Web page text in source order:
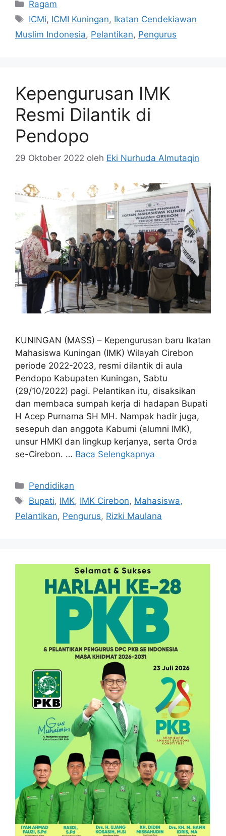
Ragam
Tag
ICMi, ICMI Kuningan, Ikatan Cendekiawan
Muslim Indonesia, Pelantikan, Pengurus
Kepengurusan IMK
Resmi Dilantik di
Pendopo
29 Oktober 2022 oleh Eki Nurhuda Almutaqin
KUNINGAN (MASS) – Kepengurusan baru Ikatan
Mahasiswa Kuningan (IMK) Wilayah Cirebon
periode 2022-2023, resmi dilantik di aula
Pendopo Kabupaten Kuningan, Sabtu
(29/10/2022) pagi. Pelantikan itu, disaksikan
dan membaca sumpah kerja di hadapan Bupati
H Acep Purnama SH MH. Nampak hadir juga,
sesepuh dan anggota Kabumi (alumni IMK),
unsur HMKI dan lingkup kerjanya, serta Orda
se-Cirebon. … Baca Selengkapnya
Kategori
Pendidikan
Tag
Bupati, IMK, IMK Cirebon, Mahasiswa,
Pelantikan, Pengurus, Rizki Maulana